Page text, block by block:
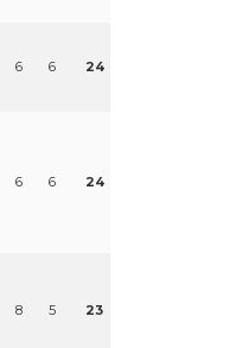
6 6 24
6 6 24
8 5 23